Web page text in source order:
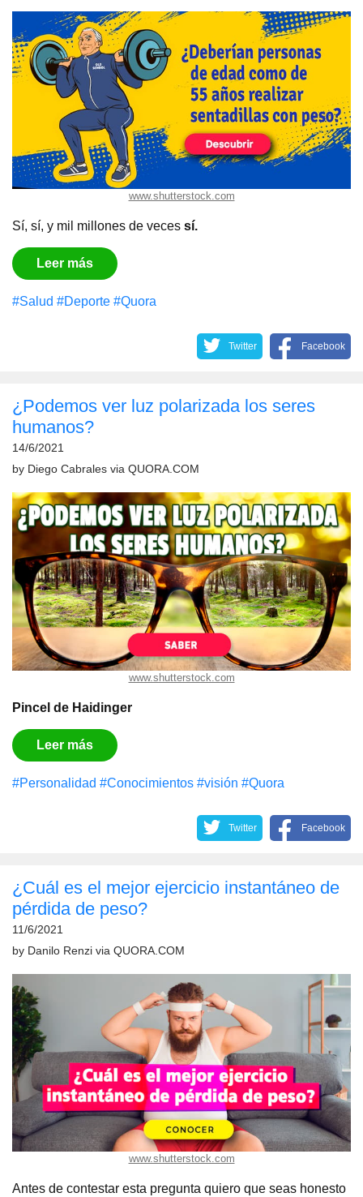
www.shutterstock.com
Sí, sí, y mil millones de veces sí.
Leer más
#Salud #Deporte #Quora
Twitter Facebook
¿Podemos ver luz polarizada los seres
humanos?
14/6/2021
by Diego Cabrales via QUORA.COM
www.shutterstock.com
Pincel de Haidinger
Leer más
#Personalidad #Conocimientos #visión #Quora
Twitter Facebook
¿Cuál es el mejor ejercicio instantáneo de
pérdida de peso?
11/6/2021
by Danilo Renzi via QUORA.COM
www.shutterstock.com
Antes de contestar esta pregunta quiero que seas honesto